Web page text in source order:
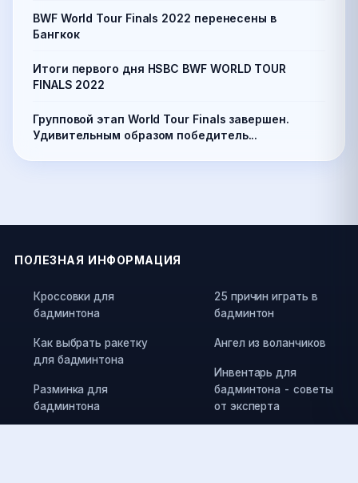
BWF World Tour Finals 2022 перенесены в
Бангкок
Итоги первого дня HSBC BWF WORLD TOUR
FINALS 2022
Групповой этап World Tour Finals завершен.
Удивительным образом победитель...
ПОЛЕЗНАЯ ИНФОРМАЦИЯ
Кроссовки для
бадминтона
Как выбрать ракетку
для бадминтона
Разминка для
бадминтона
25 причин играть в
бадминтон
Ангел из воланчиков
Инвентарь для
бадминтона - советы
от эксперта